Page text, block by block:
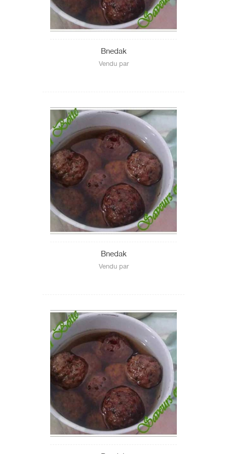
Bnedak
Vendu par
Bnedak
Vendu par